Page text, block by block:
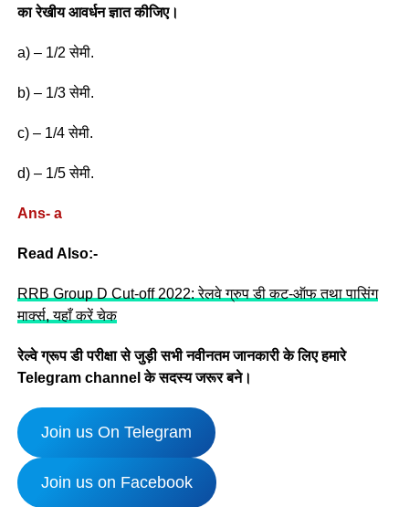
का रेखीय आवर्धन ज्ञात कीजिए।
a) – 1/2 सेमी.
b) – 1/3 सेमी.
c) – 1/4 सेमी.
d) – 1/5 सेमी.
Ans- a
Read Also:-
RRB Group D Cut-off 2022: रेलवे ग्रुप डी कट-ऑफ तथा पासिंग
मार्क्स, यहाँ करें चेक
रेल्वे ग्रूप डी परीक्षा से जुड़ी सभी नवीनतम जानकारी के लिए हमारे
Telegram channel के सदस्य जरूर बने।
Join us On Telegram
Join us on Facebook